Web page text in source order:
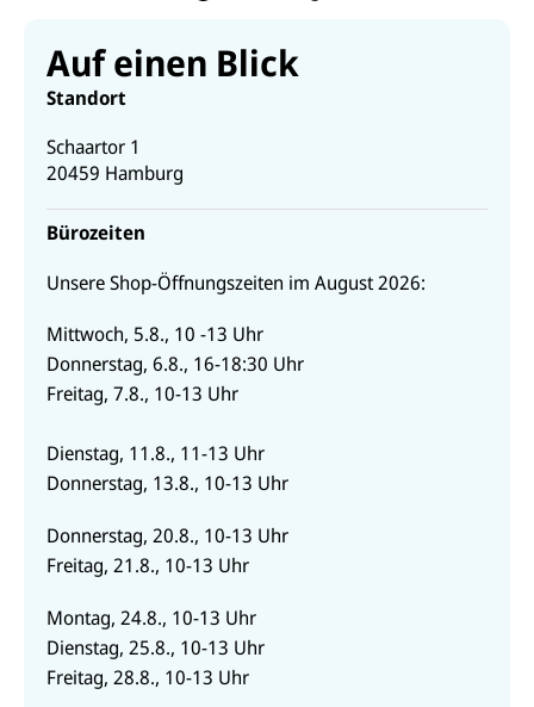
Auf einen Blick
Standort
Schaartor 1
20459 Hamburg
Bürozeiten
Unsere Shop-Öffnungszeiten im August 2026:
Mittwoch, 5.8., 10 -13 Uhr
Donnerstag, 6.8., 16-18:30 Uhr
Freitag, 7.8., 10-13 Uhr
Dienstag, 11.8., 11-13 Uhr
Donnerstag, 13.8., 10-13 Uhr
Donnerstag, 20.8., 10-13 Uhr
Freitag, 21.8., 10-13 Uhr
Montag, 24.8., 10-13 Uhr
Dienstag, 25.8., 10-13 Uhr
Freitag, 28.8., 10-13 Uhr